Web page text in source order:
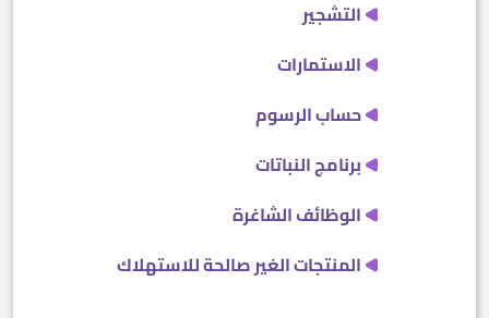
التشجير
الاستمارات
حساب الرسوم
برنامج النباتات
الوظائف الشاغرة
المنتجات الغير صالحة للاستهلاك